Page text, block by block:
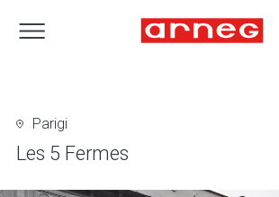
Parigi
Les 5 Fermes